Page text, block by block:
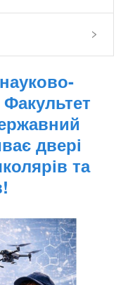
двері
та